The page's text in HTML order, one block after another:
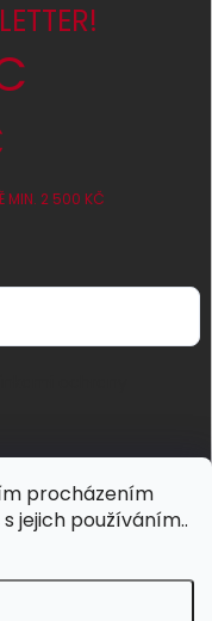
procházením
jejich používáním..
MIN. 2 500 KČ